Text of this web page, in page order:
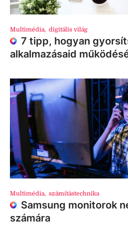
Multimédia, digitális világ
7 tipp, hogyan
alkalmazásaid
Multimédia, számítástechnika
Samsung monitorok
számára